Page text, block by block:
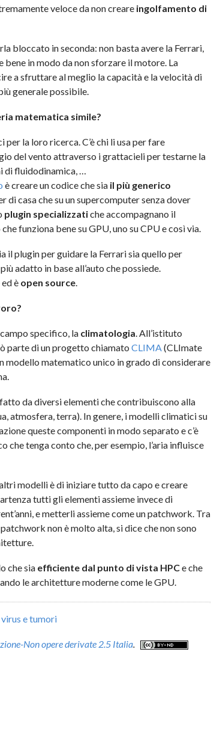
veloce da non creare ingolfamento di
bloccato in seconda: non basta avere la Ferrari,
bene in modo da non sforzare il motore. La
a sfruttare al meglio la capacità e la velocità di
generale possibile.
matematica simile?
la loro ricerca. C’è chi li usa per fare
del vento attraverso i grattacieli per testarne la
di fluidodinamica, …
è creare un codice che sia il più generico
di casa che su un supercomputer senza dover
plugin specializzatiche accompagnano il
funziona bene su GPU, uno su CPU e così via.
il plugin per guidare la Ferrari sia quello per
adatto in base all’auto che possiede.
è open source.
specifico, la climatologia. All’istituto
parte di un progetto chiamato CLIMA(CLImate
modello matematico unico in grado di considerare
da diversi elementi che contribuiscono alla
atmosfera, terra). In genere, i modelli climatici su
queste componenti in modo separato e c’è
tenga conto che, per esempio, l’aria influisce
modelli è di iniziare tutto da capo e creare
tutti gli elementi assieme invece di
e metterli assieme come un patchwork. Tra
non è molto alta, si dice che non sono
che sia efficiente dal punto di vista HPCe che
le architetture moderne come le GPU.
e tumori
Non opere derivate 2.5 Italia.